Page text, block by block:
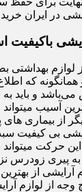
در ایران
باکیفیت
لوازم
همانگونه که
و باید
آسیب
از بیماری
بی
این حرکت
پیری زودرس
آرایشی از
وجه از لوازم